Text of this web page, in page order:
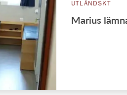
UTLÄNDSKT
Marius